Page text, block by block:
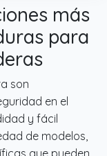
tu casa.
de lo
corredera
zonas
más
para
son
en el
y fácil
de modelos,
que pueden